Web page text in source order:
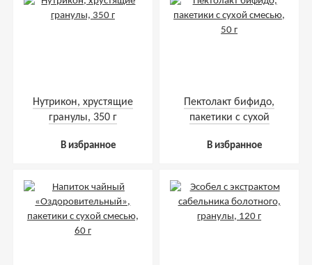
Нутрикон, хрустящие
гранулы, 350 г
В избранное
Пектолакт бифидо,
пакетики с сухой
В избранное